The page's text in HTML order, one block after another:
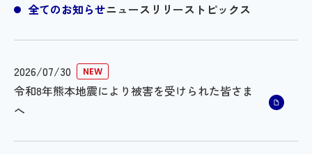
全てのお知らせニュースリリース トピックス
2026/07/30 NEW
令和8年熊本地震により被害を受けられた皆さま
へ